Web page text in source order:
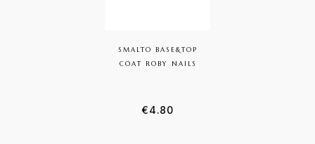
SMALTO BASE&TOP
COAT ROBY NAILS
€4.80